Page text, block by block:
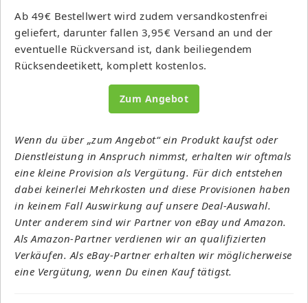
Ab 49€ Bestellwert wird zudem versandkostenfrei
geliefert, darunter fallen 3,95€ Versand an und der
eventuelle Rückversand ist, dank beiliegendem
Rücksendeetikett, komplett kostenlos.
Zum Angebot
Wenn du über „zum Angebot“ ein Produkt kaufst oder
Dienstleistung in Anspruch nimmst, erhalten wir oftmals
eine kleine Provision als Vergütung. Für dich entstehen
dabei keinerlei Mehrkosten und diese Provisionen haben
in keinem Fall Auswirkung auf unsere Deal-Auswahl.
Unter anderem sind wir Partner von eBay und Amazon.
Als Amazon-Partner verdienen wir an qualifizierten
Verkäufen. Als eBay-Partner erhalten wir möglicherweise
eine Vergütung, wenn Du einen Kauf tätigst.